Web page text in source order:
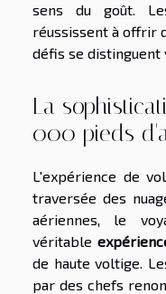
sens du goût.
réussissent à offrir
défis se
La
000 pieds
L'expérience de
traversée des
aériennes, le
véritable
de haute voltige.
par des chefs